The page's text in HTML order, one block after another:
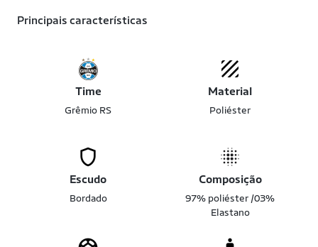
Principais características
Time
Grêmio RS
Material
Poliéster
Escudo
Bordado
Composição
97% poliéster /03%
Elastano